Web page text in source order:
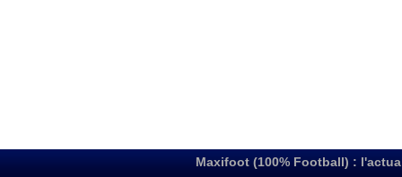
Maxifoot (100% Football) :